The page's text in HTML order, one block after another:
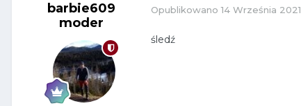
barbie609
moder
Opublikowano14 Września 2021
śledź